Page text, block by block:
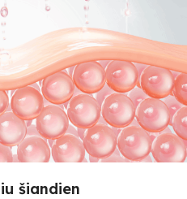
šiandien